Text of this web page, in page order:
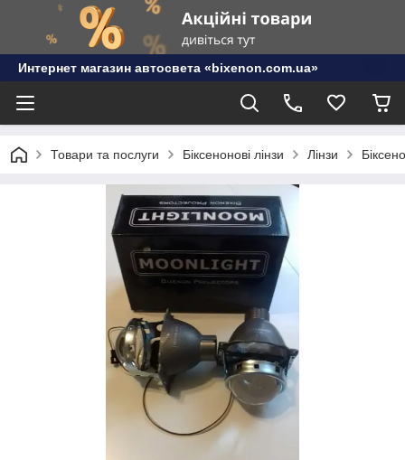
Интернет магазин автосвета «bixenon.com.ua»
Товари та послуги Біксенонові лінзи Лінзи